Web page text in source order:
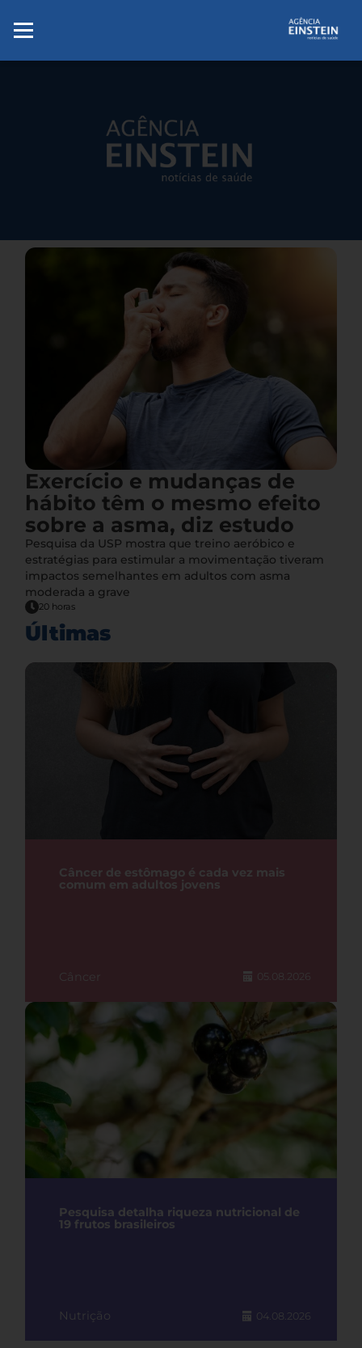
Exercício e mudanças de
hábito têm o mesmo efeito
sobre a asma, diz estudo
Pesquisa da USP mostra que treino aeróbico e
estratégias para estimular a movimentação tiveram
impactos semelhantes em adultos com asma
moderada a grave
20 horas
Últimas
Câncer de estômago é cada vez mais
comum em adultos jovens
Câncer 05.08.2026
Pesquisa detalha riqueza nutricional de
19 frutos brasileiros
Nutrição 04.08.2026